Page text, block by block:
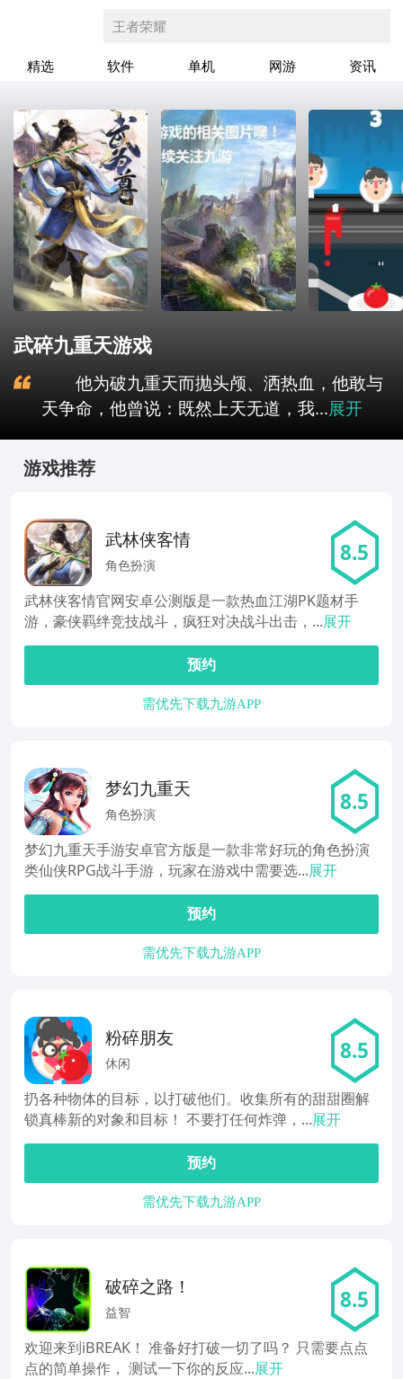
王者荣耀
精选 软件 单机 网游 资讯
武碎九重天游戏
他为破九重天而抛头颅、洒热血，他敢与
天争命，他曾说：既然上天无道，我...展开
游戏推荐
武林侠客情
角色扮演 8.5
武林侠客情官网安卓公测版是一款热血江湖PK题材手
游，豪侠羁绊竞技战斗，疯狂对决战斗出击，...展开
预约
需优先下载九游APP
梦幻九重天
角色扮演 8.5
梦幻九重天手游安卓官方版是一款非常好玩的角色扮演
类仙侠RPG战斗手游，玩家在游戏中需要选...展开
预约
需优先下载九游APP
粉碎朋友
休闲 8.5
扔各种物体的目标，以打破他们。收集所有的甜甜圈解
锁真棒新的对象和目标！ 不要打任何炸弹，...展开
预约
需优先下载九游APP
破碎之路！
益智 8.5
欢迎来到iBREAK！ 准备好打破一切了吗？ 只需要点点
点的简单操作， 测试一下你的反应...展开